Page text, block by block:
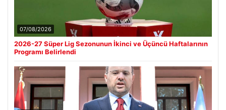
07/08/2026
2026-27 Süper Lig Sezonunun İkinci ve Üçüncü Haftalarının
Programı Belirlendi